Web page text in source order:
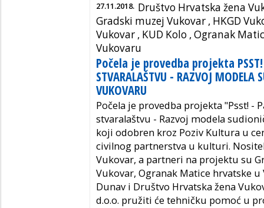
27.11.2018. Društvo Hrvatska žena
Gradski muzej Vukovar , HKGD
Vukovar , KUD Kolo , Ogranak
Vukovaru
Počela je provedba projekta PSST! -
STVARALAŠTVU - RAZVOJ MODELA
VUKOVARU
Počela je provedba projekta "Psst! -
stvaralaštvu - Razvoj modela
koji odobren kroz Poziv Kultura u
civilnog partnerstva u kulturi.
Vukovar, a partneri na projektu su
Vukovar, Ogranak Matice hrvatske u
Dunav i Društvo Hrvatska žena
d.o.o. pružiti će tehničku pomoć u